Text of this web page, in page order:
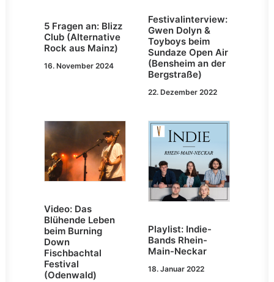
5 Fragen an: Blizz
Club (Alternative
Rock aus Mainz)
16. November 2024
Festivalinterview:
Gwen Dolyn &
Toyboys beim
Sundaze Open Air
(Bensheim an der
Bergstraße)
22. Dezember 2022
Video: Das
Blühende Leben
beim Burning
Down
Fischbachtal
Festival
(Odenwald)
Playlist: Indie-
Bands Rhein-
Main-Neckar
18. Januar 2022